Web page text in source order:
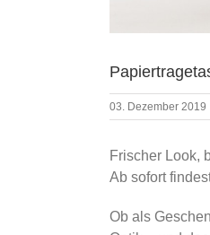
03. Dezember 2019
Frischer Look,
Ab sofort
Ob als